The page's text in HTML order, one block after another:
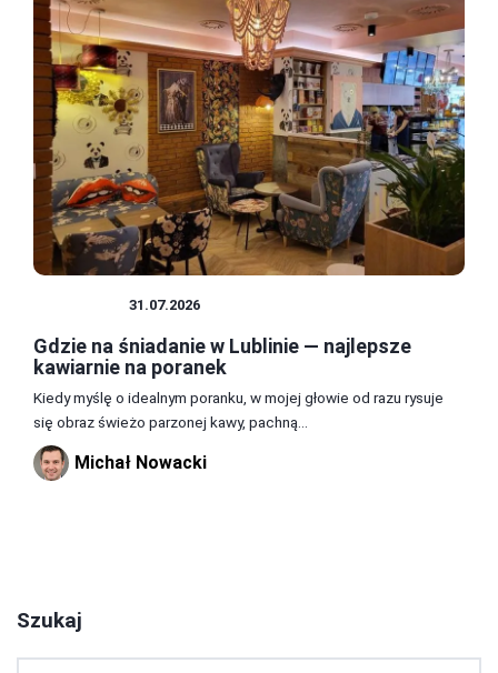
31.07.2026
Gdzie na śniadanie w Lublinie — najlepsze
kawiarnie na poranek
Kiedy myślę o idealnym poranku, w mojej głowie od razu rysuje
się obraz świeżo parzonej kawy, pachną...
Michał Nowacki
Szukaj